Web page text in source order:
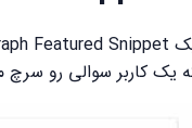
یک کاربر سوالی رو